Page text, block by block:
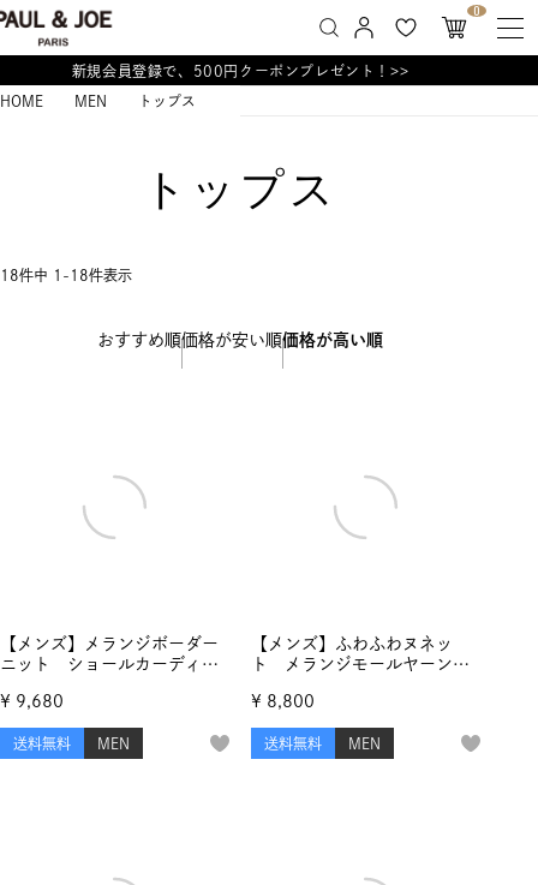
0
新規会員登録で、500円クーポンプレゼント！>>
HOME MEN トップス
トップス
おすすめ順価格が安い順価格が高い順
18件中 1 - 18件表示
【メンズ】メランジボーダー
ニット ショールカーディガ
¥ 9,680
送料無料 MEN
【メンズ】ふわふわヌネッ
ト メランジモールヤーンジ
¥ 8,800
送料無料 MEN